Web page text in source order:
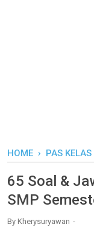
HOME › PAS KELAS
65 Soal &
SMP
By Kherysuryawan